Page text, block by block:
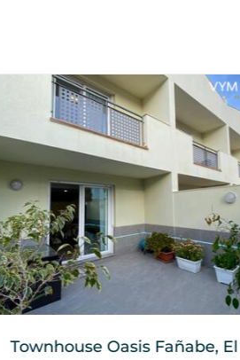
Townhouse Oasis Fañabe, El